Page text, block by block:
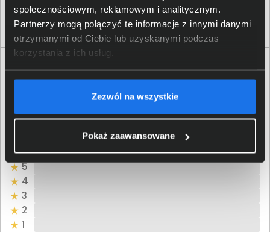
społecznościowym, reklamowym i analitycznym.
Partnerzy mogą połączyć te informacje z innymi danymi
otrzymanymi od Ciebie lub uzyskanymi podczas
korzystania z ich usług.
Zezwól na wszystkie
Pokaż zaawansowane
produkt
Hilststraat 19, 5145 Waalwijk;
AMurphy@targus.com
Opinie o produkcie
5
4
3
2
1